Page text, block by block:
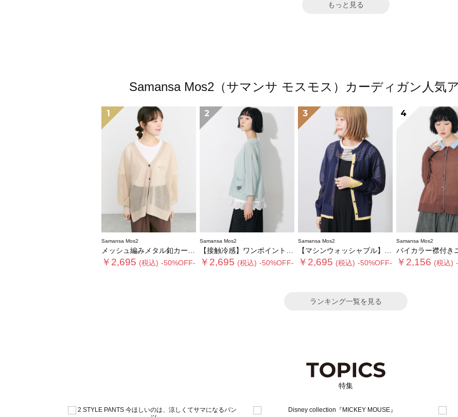
もっと見る
Samansa Mos2（サマンサ モスモス）カーディガン人気
1
Samansa Mos2
メッシュ編みメタル釦カーディガン
￥2,695 (税込) -50%OFF-
2
Samansa Mos2
【接触冷感】ワンポイント刺繍カーディガン
￥2,695 (税込) -50%OFF-
3
Samansa Mos2
【マシンウォッシャブル】シアー配色カーディガン
￥2,695 (税込) -50%OFF-
4
Samansa Mos2
バイカラー襟付きニット
￥2,156 (税込)
ランキング一覧を見る
特集